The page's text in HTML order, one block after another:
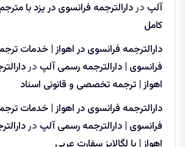
آلپ دردارالترجمه فرانسوی در یزد با
کامل
دارالترجمه فرانسوی در اهواز | خدمات
فرانسوی | دارالترجمه رسمی آلپ در
اهواز | ترجمه تخصصی و قانونی اسناد
دارالترجمه فرانسوی در اهواز | خدمات
فرانسوی | دارالترجمه رسمی آلپ در